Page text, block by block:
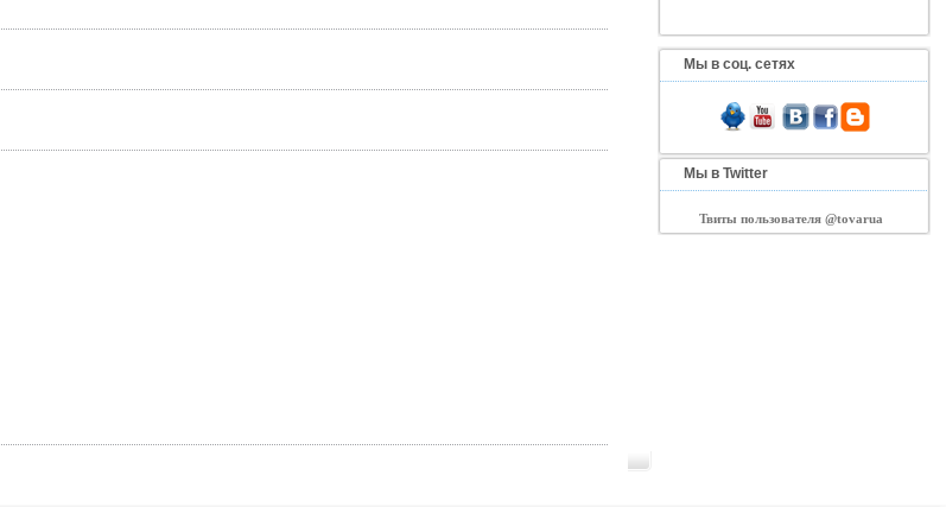
Мы в соц. сетях
Мы в Twitter
Твиты пользователя @tovarua